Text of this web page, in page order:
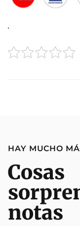
HAY MUCHO
Cosas
notas